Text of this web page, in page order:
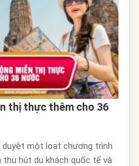
thị thực thêm cho 36
duyệt một loạt chương trình
hút du khách quốc tế và